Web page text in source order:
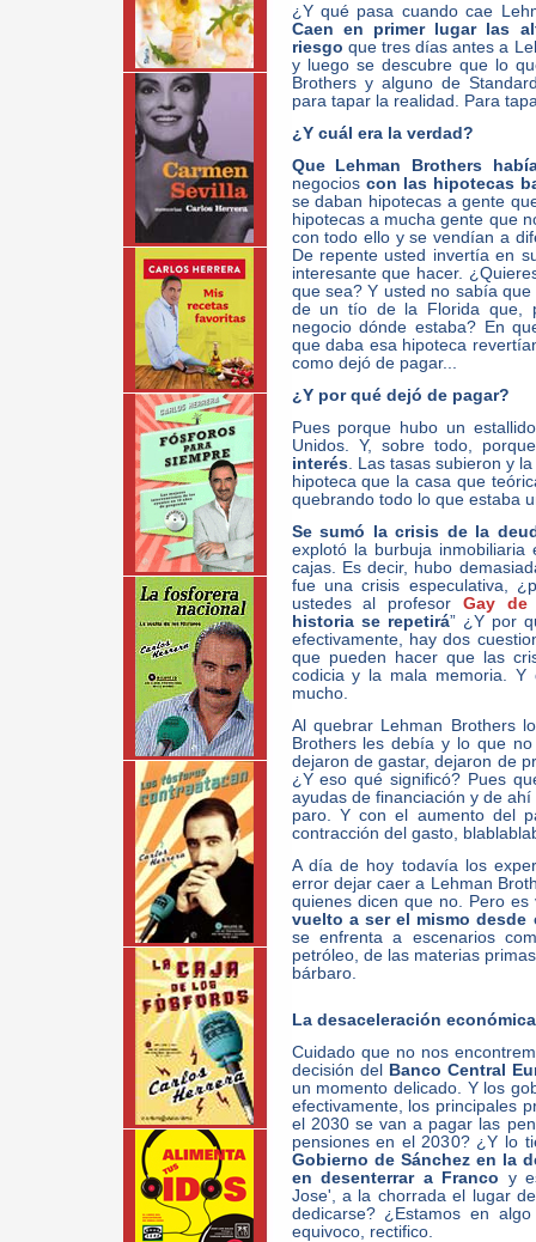
¿Y qué pasa cuando cae
Caen en primer lugar las
riesgo que tres días antes a
y luego se descubre que lo
Brothers y alguno de
para tapar la realidad. Para
¿Y cuál era la verdad?
Que Lehman Brothers
negocios con las hipotecas
se daban hipotecas a gente
hipotecas a mucha gente que
con todo ello y se vendían a
De repente usted invertía en
interesante que hacer.
que sea? Y usted no sabía
de un tío de la Florida que,
negocio dónde estaba? En
que daba esa hipoteca
como dejó de pagar...
¿Y por qué dejó de pagar?
Pues porque hubo un
Unidos. Y, sobre todo,
interés. Las tasas subieron y
hipoteca que la casa que
quebrando todo lo que estaba
Se sumó la crisis de la
explotó la burbuja
cajas. Es decir, hubo
fue una crisis especulativa,
ustedes al profesorGay de
historia se repetirá” ¿Y por
efectivamente, hay dos
que pueden hacer que las
codicia y la mala memoria.
mucho.
Al quebrar Lehman Brothers
Brothers les debía y lo que
dejaron de gastar, dejaron de
¿Y eso qué significó? Pues
ayudas de financiación y de
paro. Y con el aumento del
contracción del gasto,
A día de hoy todavía los
error dejar caer a Lehman
quienes dicen que no. Pero
vuelto a ser el mismo desde
se enfrenta a escenarios
petróleo, de las materias
bárbaro.
La desaceleración económica
Cuidado que no nos
decisión del
Banco Central
un momento delicado. Y los
efectivamente, los principales
el 2030 se van a pagar las
pensiones en el 2030? ¿Y lo
Gobierno de Sánchez en la
en desenterrar a Franco y
Jose', a la chorrada el lugar
dedicarse? ¿Estamos en
equivoco, rectifico.